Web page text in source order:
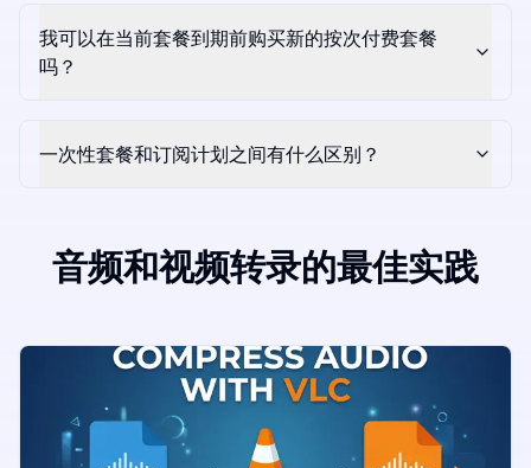
我可以在当前套餐到期前购买新的按次付费套餐
吗？
一次性套餐和订阅计划之间有什么区别？
音频和视频转录的最佳实践